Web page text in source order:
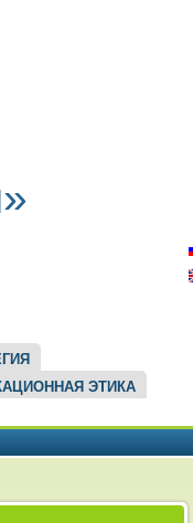
ЭТИКА